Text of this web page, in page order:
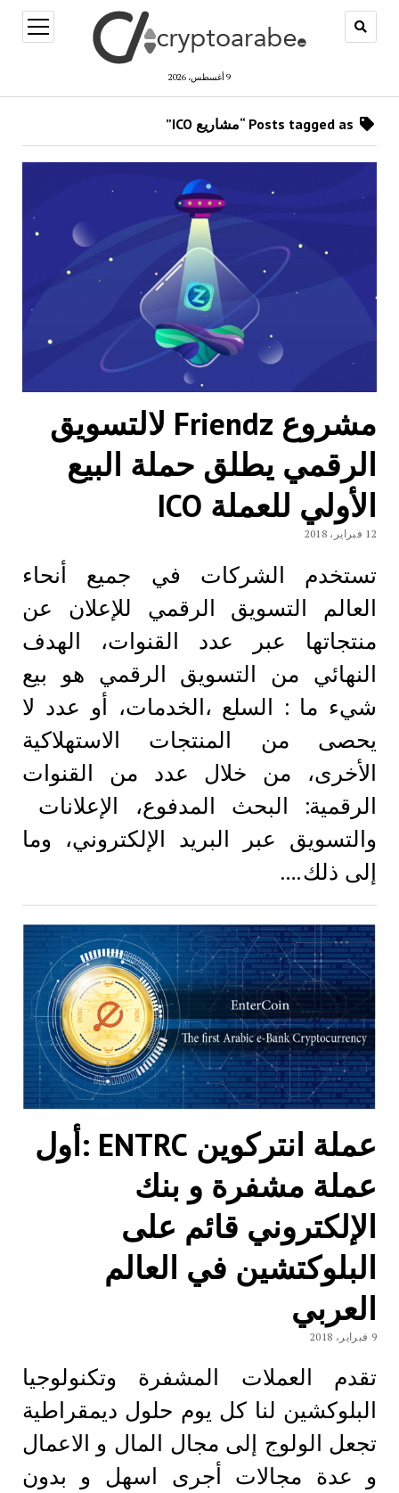
9 أغسطس، 2026
open
menu
مشروع Friendz لالتسويق
الرقمي يطلق حملة البيع
الأولي للعملة ICO
12 فبراير، 2018
تستخدم الشركات في جميع أنحاء
العالم التسويق الرقمي للإعلان عن
منتجاتها عبر عدد القنوات، الهدف
النهائي من التسويق الرقمي هو بيع
شيء ما : السلع ،الخدمات، أو عدد لا
يحصى من المنتجات الاستهلاكية
الأخرى، من خلال عدد من القنوات
الرقمية: البحث المدفوع، الإعلانات
والتسويق عبر البريد الإلكتروني، وما
إلى ذلك.…
عملة انتركوين ENTRC :أول
عملة مشفرة و بنك
الإلكتروني قائم على
البلوكتشين في العالم
العربي
9 فبراير، 2018
تقدم العملات المشفرة وتكنولوجيا
البلوكشين لنا كل يوم حلول ديمقراطية
تجعل الولوج إلى مجال المال و الاعمال
و عدة مجالات أجرى اسهل و بدون